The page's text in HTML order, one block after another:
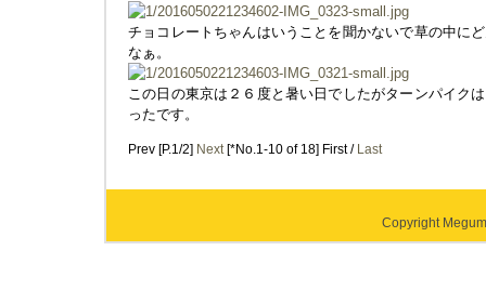
チョコレートちゃんはいうことを聞かないで草の中に
なぁ。
この日の東京は２６度と暑い日でしたがターンパイク
ったです。
Prev [P.1/2] Next[*No.1-10 of 18] First / Last
Copyright